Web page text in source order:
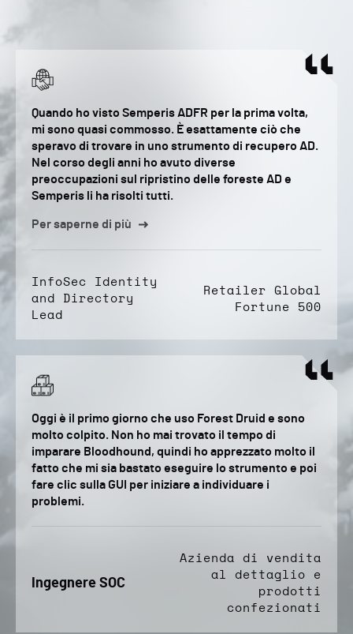
Quando ho visto Semperis ADFR per la prima volta,
mi sono quasi commosso. È esattamente ciò che
speravo di trovare in uno strumento di recupero AD.
Nel corso degli anni ho avuto diverse
preoccupazioni sul ripristino delle foreste AD e
Semperis li ha risolti tutti.
Per saperne di più
InfoSec Identity
and Directory
Lead
Retailer Global
Fortune 500
Oggi è il primo giorno che uso Forest Druid e sono
molto colpito. Non ho mai trovato il tempo di
imparare Bloodhound, quindi ho apprezzato molto il
fatto che mi sia bastato eseguire lo strumento e poi
fare clic sulla GUI per iniziare a individuare i
problemi.
Ingegnere SOC
Azienda di vendita
al dettaglio e
prodotti
confezionati